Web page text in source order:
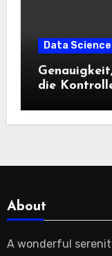
Data Science
die
About
A wonderful